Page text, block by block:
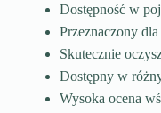
Dostępność w
Przeznaczony
Skutecznie
Dostępny w
Wysoka ocena